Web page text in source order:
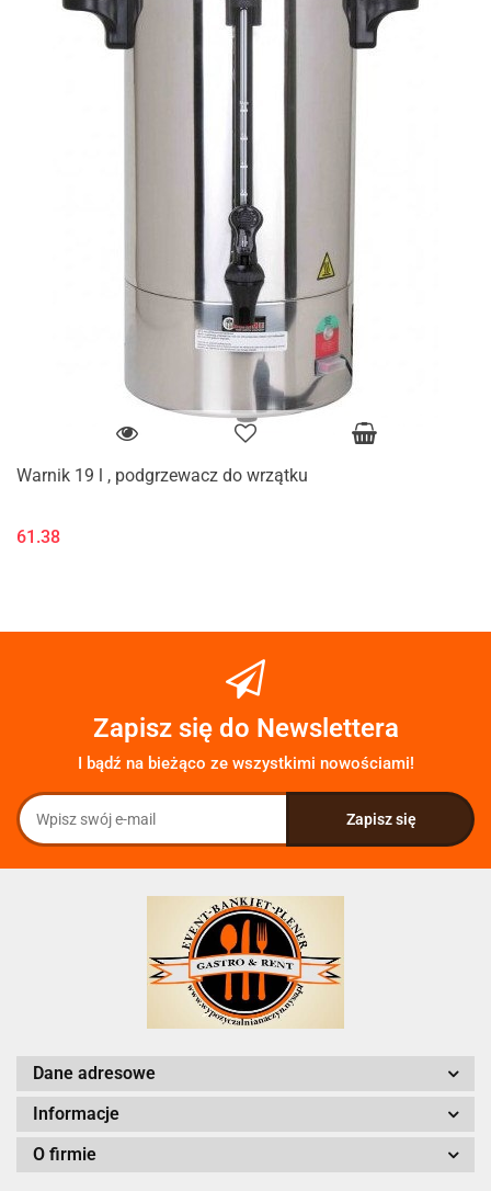
Warnik 19 l , podgrzewacz do wrzątku
61.38
Zapisz się do Newslettera
I bądź na bieżąco ze wszystkimi nowościami!
Dane adresowe
Informacje
O firmie